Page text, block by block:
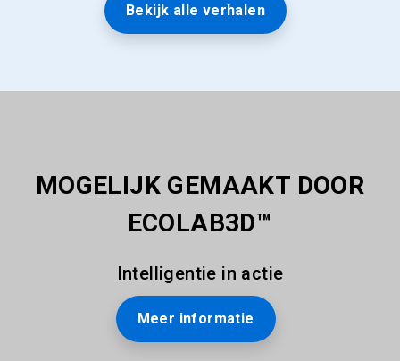
Bekijk alle verhalen
MOGELIJK GEMAAKT DOOR
ECOLAB3D™
Intelligentie in actie
Meer informatie